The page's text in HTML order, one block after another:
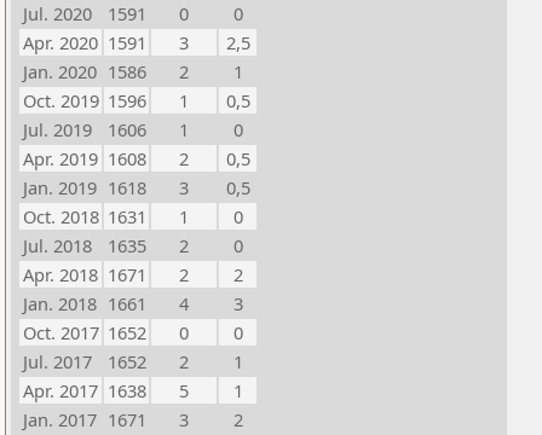
Jul. 2020
1591 0
0
Apr. 2020 1591 3
2,5
Jan. 2020 1586 2
1
Oct. 2019 1596 1
0,5
Jul. 2019
1606 1
0
Apr. 2019 1608 2
0,5
Jan. 2019 1618 3
0,5
Oct. 2018 1631 1
0
Jul. 2018
1635 2
0
Apr. 2018 1671 2
2
Jan. 2018 1661 4
3
Oct. 2017 1652 0
0
Jul. 2017
1652 2
1
Apr. 2017 1638 5
1
Jan. 2017 1671 3
2